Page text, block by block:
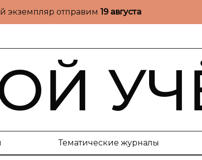
экземпляр отправим 19 августа
Тематические журналы